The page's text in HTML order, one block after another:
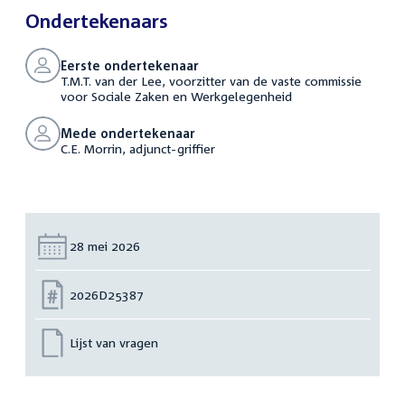
Ondertekenaars
Eerste ondertekenaar
T.M.T. van der Lee, voorzitter van de vaste commissie
voor Sociale Zaken en Werkgelegenheid
Mede ondertekenaar
C.E. Morrin, adjunct-griffier
Datum:
28 mei 2026
Nummer:
2026D25387
Lijst van vragen